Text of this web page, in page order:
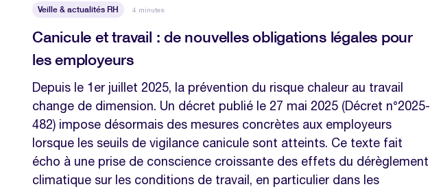
Veille & actualités RH 4 minutes
Canicule et travail : de nouvelles obligations légales pour
les employeurs
Depuis le 1er juillet 2025, la prévention du risque chaleur au travail
change de dimension. Un décret publié le 27 mai 2025 (Décret n°2025-
482) impose désormais des mesures concrètes aux employeurs
lorsque les seuils de vigilance canicule sont atteints. Ce texte fait
écho à une prise de conscience croissante des effets du dérèglement
climatique sur les conditions de travail, en particulier dans les